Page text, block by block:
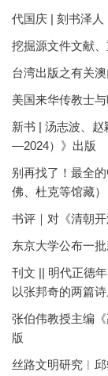
代国庆 | 刻书泽
挖掘源文件文献
台湾出版之有关
美国来华传教士
新书 | 汤志波、
—2024）》出版
别再找了！最全
佛、杜克等馆藏）
书评｜对《清朝
东京大学公布一
刊文 || 明代正德
以张邦奇的两篇
张伯伟教授主编
版
丝路文明研究︱